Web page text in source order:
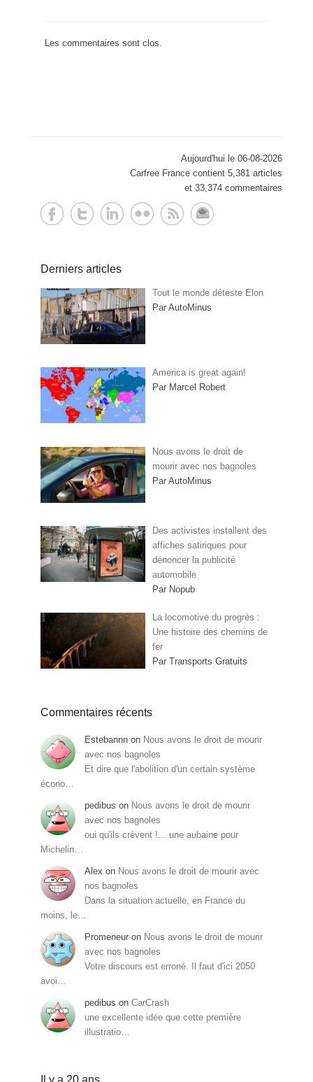
Les commentaires sont clos.
Aujourd'hui le 06-08-2026
Carfree France contient 5,381 articles
et 33,374 commentaires
Derniers articles
Tout le monde déteste Elon
Par AutoMinus
America is great again!
Par Marcel Robert
Nous avons le droit de
mourir avec nos bagnoles
Par AutoMinus
Des activistes installent des
affiches satiriques pour
dénoncer la publicité
automobile
Par Nopub
La locomotive du progrès :
Une histoire des chemins de
fer
Par Transports Gratuits
Commentaires récents
Estebannn on Nous avons le droit de mourir
avec nos bagnoles
Et dire que l'abolition d'un certain système
écono…
pedibus on Nous avons le droit de mourir
avec nos bagnoles
oui qu'ils crèvent !... une aubaine pour
Michelin…
Alex on Nous avons le droit de mourir avec
nos bagnoles
Dans la situation actuelle, en France du
moins, le…
Promeneur on Nous avons le droit de mourir
avec nos bagnoles
Votre discours est erroné. Il faut d'ici 2050
avoi…
pedibus on CarCrash
une excellente idée que cette première
illustratio…
Il y a 20 ans…